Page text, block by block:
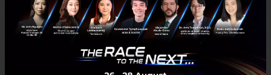
PR News Fund Grow Resulticks 500 TukTuks